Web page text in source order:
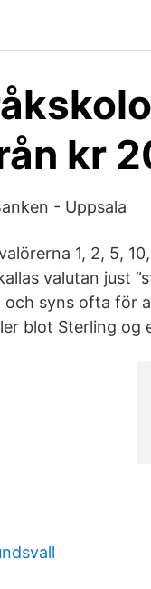
kr
- Uppsala
1, 2, 5,
valutan just
syns ofta för
blot Sterling og